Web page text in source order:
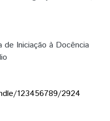
de Iniciação à Docência
123456789/2924